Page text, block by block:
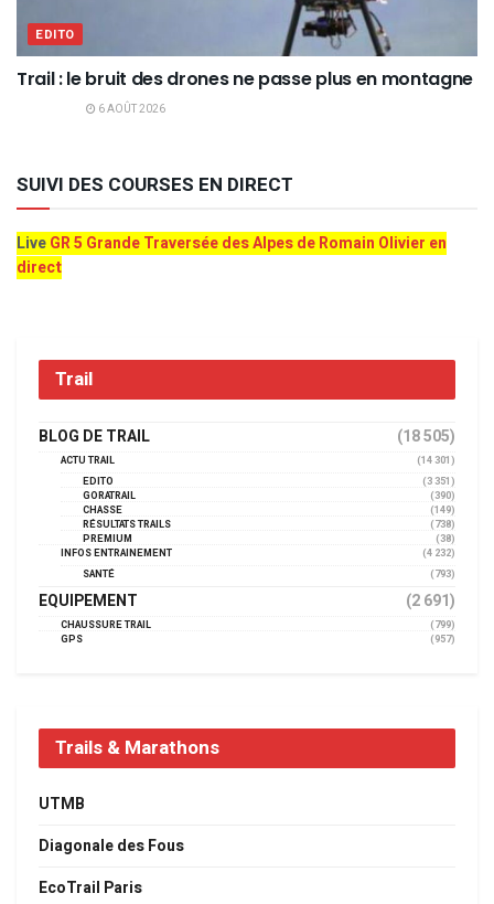
EDITO
Trail : le bruit des drones ne passe plus en montagne
6 AOÛT 2026
SUIVI DES COURSES EN DIRECT
LiveGR 5 Grande Traversée des Alpes de Romain Olivier en
direct
Trail
BLOG DE TRAIL (18 505)
ACTU TRAIL
(14 301)
EDITO
(3 351)
GORATRAIL
(390)
CHASSE
(149)
RÉSULTATS TRAILS
(738)
PREMIUM
(38)
INFOS ENTRAINEMENT
(4 232)
SANTÉ
(793)
EQUIPEMENT (2 691)
CHAUSSURE TRAIL
(799)
GPS
(957)
Trails & Marathons
UTMB
Diagonale des Fous
EcoTrail Paris